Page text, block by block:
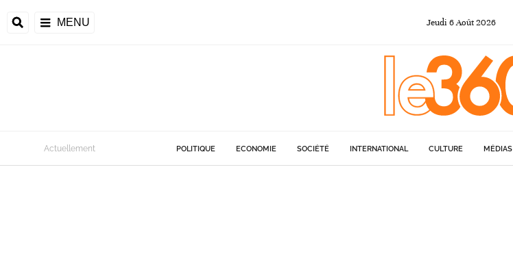
MENU Jeudi 6Août 2026
Actuellement POLITIQUE ECONOMIE SOCIÉTÉ INTERNATIONAL CULTURE MÉDIAS